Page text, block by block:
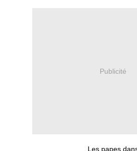
Publicité
Les papes